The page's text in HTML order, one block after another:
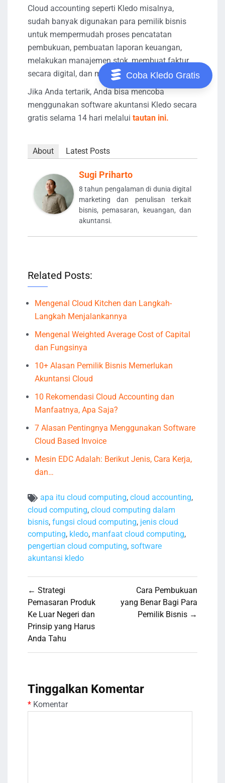
Cloud accounting seperti Kledo misalnya,
sudah banyak digunakan para pemilik bisnis
untuk mempermudah proses pencatatan
pembukuan, pembuatan laporan keuangan,
melakukan manajemen stok, membuat faktur
secara digital, dan masih banyak lagi.
Jika Anda tertarik, Anda bisa mencoba
menggunakan software akuntansi Kledo secara
gratis selama 14 hari melalui tautan ini.
About Latest Posts
Sugi Priharto
8 tahun pengalaman di dunia digital
marketing dan penulisan terkait
bisnis, pemasaran, keuangan, dan
akuntansi.
Related Posts:
Mengenal Cloud Kitchen dan Langkah-
Langkah Menjalankannya
Mengenal Weighted Average Cost of Capital
dan Fungsinya
10+ Alasan Pemilik Bisnis Memerlukan
Akuntansi Cloud
10 Rekomendasi Cloud Accounting dan
Manfaatnya, Apa Saja?
7 Alasan Pentingnya Menggunakan Software
Cloud Based Invoice
Mesin EDC Adalah: Berikut Jenis, Cara Kerja,
dan…
apa itu cloud computing, cloud accounting,
cloud computing, cloud computing dalam
bisnis, fungsi cloud computing, jenis cloud
computing, kledo, manfaat cloud computing,
pengertian cloud computing, software
akuntansi kledo
Navigasi
pos
← Strategi
Pemasaran Produk
Ke Luar Negeri dan
Prinsip yang Harus
Anda Tahu
Cara Pembukuan
yang Benar Bagi Para
Pemilik Bisnis →
Tinggalkan Komentar
* Komentar
Coba Kledo Gratis